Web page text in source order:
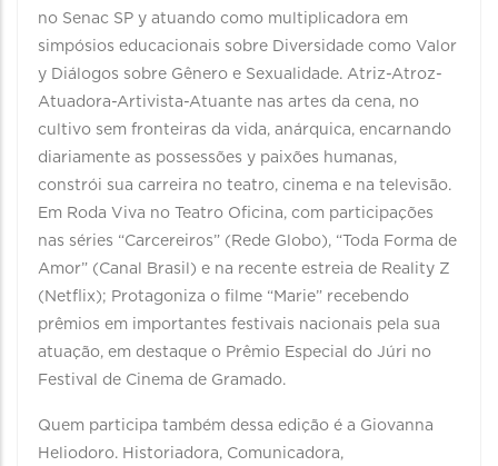
no Senac SP y atuando como multiplicadora em
simpósios educacionais sobre Diversidade como Valor
y Diálogos sobre Gênero e Sexualidade. Atriz-Atroz-
Atuadora-Artivista-Atuante nas artes da cena, no
cultivo sem fronteiras da vida, anárquica, encarnando
diariamente as possessões y paixões humanas,
constrói sua carreira no teatro, cinema e na televisão.
Em Roda Viva no Teatro Oficina, com participações
nas séries “Carcereiros” (Rede Globo), “Toda Forma de
Amor” (Canal Brasil) e na recente estreia de Reality Z
(Netflix); Protagoniza o filme “Marie” recebendo
prêmios em importantes festivais nacionais pela sua
atuação, em destaque o Prêmio Especial do Júri no
Festival de Cinema de Gramado.
Quem participa também dessa edição é a Giovanna
Heliodoro. Historiadora, Comunicadora,